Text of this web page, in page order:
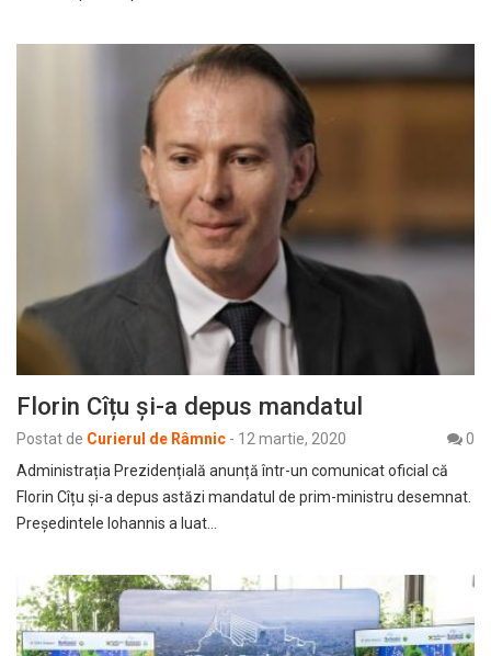
Florin Cîțu și-a depus mandatul
Postat de Curierul de Râmnic - 12 martie, 2020
0
Administrația Prezidențială anunță într-un comunicat oficial că
Florin Cîțu și-a depus astăzi mandatul de prim-ministru desemnat.
Președintele Iohannis a luat…